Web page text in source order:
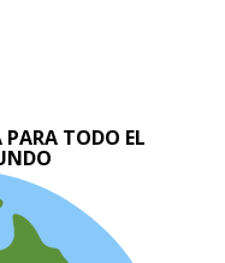
TODO EL